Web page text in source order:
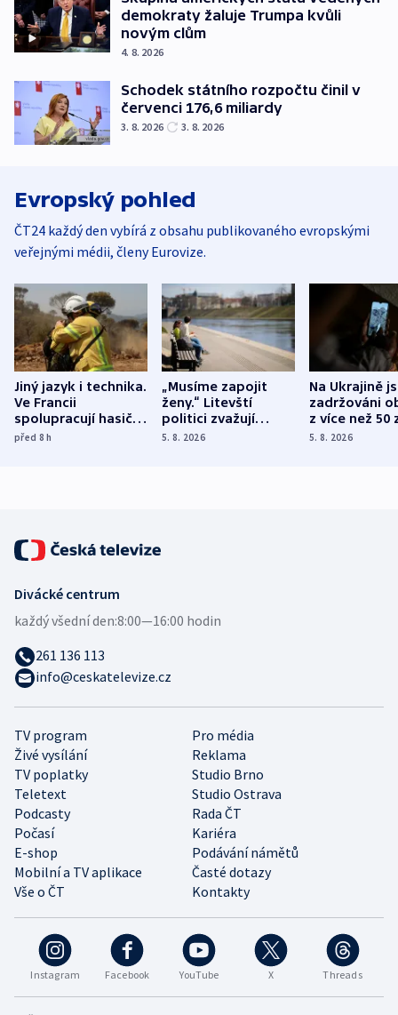
demokraty žaluje Trumpa kvůli
novým clům
4. 8. 2026
Schodek státního rozpočtu činil v
červenci 176,6 miliardy
3. 8. 2026 3. 8. 2026
Evropský pohled
ČT24 každý den vybírá z obsahu publikovaného evropskými
veřejnými médii, členy Eurovize.
Jiný jazyk i technika.
Ve Francii
spolupracují hasiči z
různých zemí
před 8h
„Musíme zapojit
ženy.“ Litevští
politici zvažují
dohodu o
5. 8. 2026
Na Ukrajině
zadržováni
z více než 50
Bojovali na
5. 8. 2026
Instagram Facebook YouTube X Threads
TV program
Pro média
Živé vysílání
Reklama
TV poplatky
Studio Brno
Teletext
Studio Ostrava
Podcasty
Rada ČT
Počasí
Kariéra
E-shop
Podávání námětů
Mobilní a TV aplikace
Časté dotazy
Vše o ČT
Kontakty
Divácké centrum
každý všední den:8:00—16:00 hodin
261 136 113
info@ceskatelevize.cz